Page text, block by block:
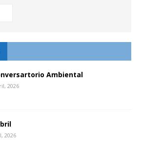
Ambiental
2026
2026